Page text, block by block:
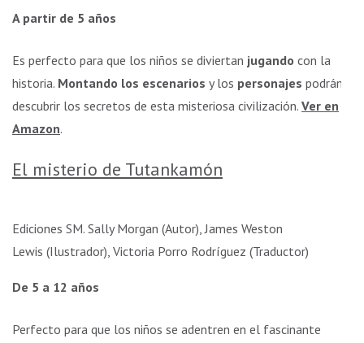
A partir de 5 años
Es perfecto para que los niños se diviertan jugando con la
historia. Montando los escenarios y los personajes podrán
descubrir los secretos de esta misteriosa civilización. Ver en
Amazon.
El misterio de Tutankamón
Ediciones SM. Sally Morgan (Autor), James Weston
Lewis (Ilustrador), Victoria Porro Rodríguez (Traductor)
De 5 a 12 años
Perfecto para que los niños se adentren en el fascinante